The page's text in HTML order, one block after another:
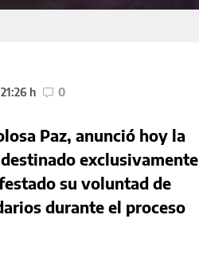
21:26 h 0
Paz, anunció hoy la
exclusivamente
su voluntad de
durante el proceso